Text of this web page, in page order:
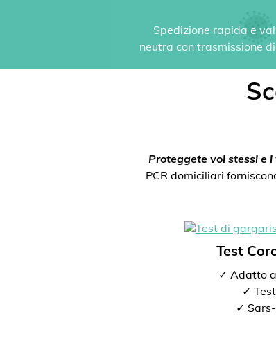
Spedizione rapida e
neutra con trasmissione
Proteggete voi stessi e
PCR domiciliari
Test
✓ Adatto
✓
✓